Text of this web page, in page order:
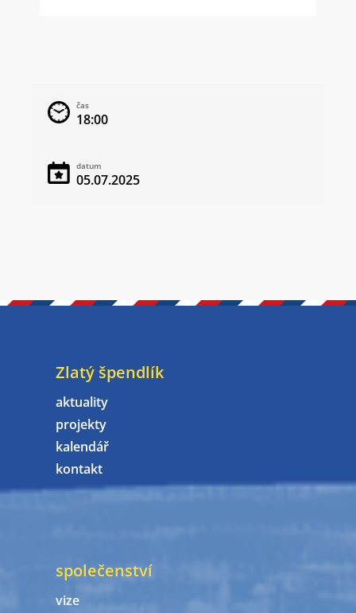
čas
18:00
datum
05.07.2025
Zlatý špendlík
aktuality
projekty
kalendář
kontakt
společenství
vize